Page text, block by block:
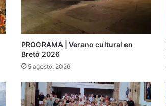
PROGRAMA | Verano cultural en
Bretó 2026
5 agosto, 2026